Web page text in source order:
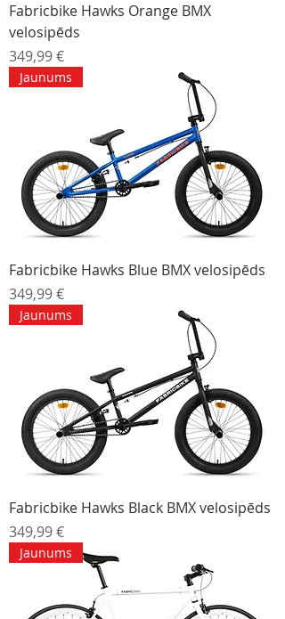
Fabricbike Hawks Orange BMX
velosipēds
Cena
349,99 €
Jaunums
Fabricbike Hawks Blue BMX velosipēds
Cena
349,99 €
Jaunums
Fabricbike Hawks Black BMX velosipēds
Cena
349,99 €
Jaunums